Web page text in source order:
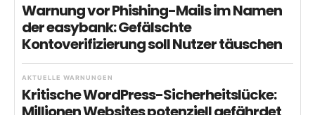
Warnung vor Phishing-Mails im Namen
der easybank: Gefälschte
Kontoverifizierung soll Nutzer täuschen
AKTUELLE WARNUNGEN
Kritische WordPress-Sicherheitslücke: